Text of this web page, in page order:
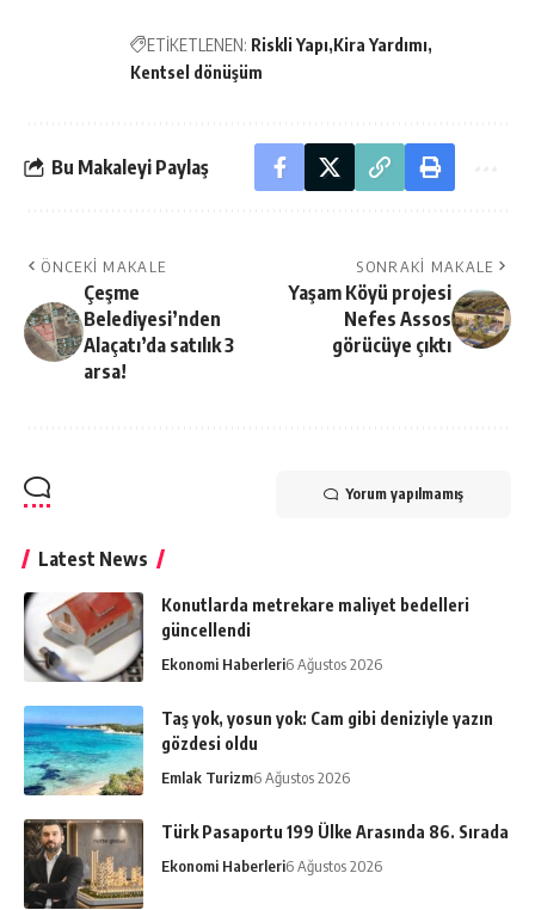
ETİKETLENEN: Riskli Yapı Kira Yardımı
Kentsel dönüşüm
Bu Makaleyi Paylaş
ÖNCEKI MAKALE
Çeşme
Belediyesi’nden
Alaçatı’da satılık 3
arsa!
SONRAKI MAKALE
Yaşam Köyü projesi
Nefes Assos
görücüye çıktı
Yorum yapılmamış
Latest News
Konutlarda metrekare maliyet bedelleri
güncellendi
Ekonomi Haberleri6 Ağustos 2026
Taş yok, yosun yok: Cam gibi deniziyle yazın
gözdesi oldu
Emlak Turizm6 Ağustos 2026
Türk Pasaportu 199 Ülke Arasında 86. Sırada
Ekonomi Haberleri6 Ağustos 2026